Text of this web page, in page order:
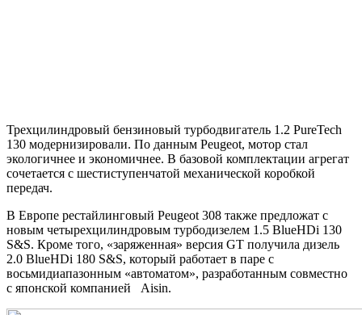
Трехцилиндровый бензиновый турбодвигатель 1.2 PureTech
130 модернизировали. По данным Peugeot, мотор стал
экологичнее и экономичнее. В базовой комплектации агрегат
сочетается с шестиступенчатой механической коробкой
передач.
В Европе рестайлинговый Peugeot 308 также предложат с
новым четырехцилиндровым турбодизелем 1.5 BlueHDi 130
S&S. Кроме того, «заряженная» версия GT получила дизель
2.0 BlueHDi 180 S&S, который работает в паре с
восьмидиапазонным «автоматом», разработанным совместно
с японской компанией Aisin.